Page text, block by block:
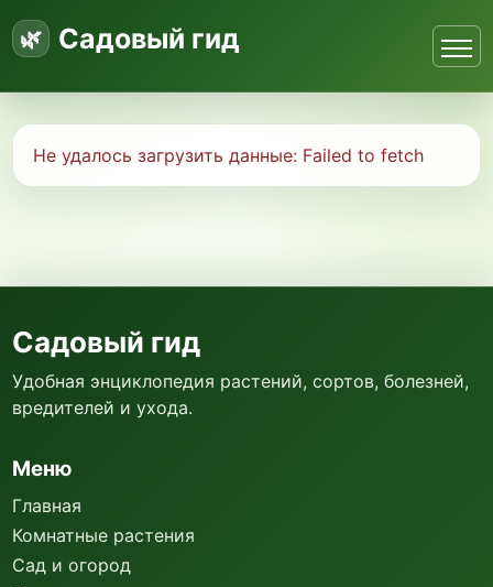
Садовый гид
Не удалось загрузить данные: Failed to fetch
Садовый гид
Удобная энциклопедия растений, сортов, болезней,
вредителей и ухода.
Меню
Главная
Комнатные растения
Сад и огород